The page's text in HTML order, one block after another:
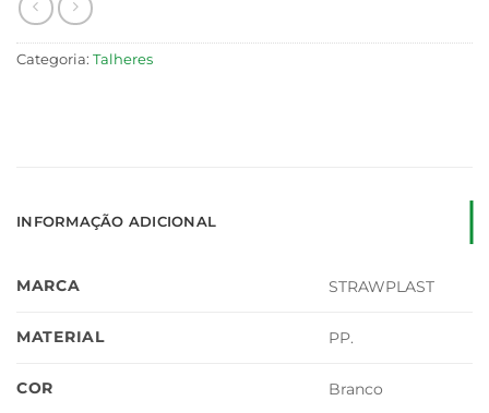
Categoria: Talheres
INFORMAÇÃO ADICIONAL
MARCA STRAWPLAST
MATERIAL PP.
COR Branco